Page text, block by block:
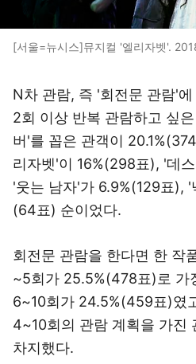
[서울=뉴시스]뮤지컬 '엘리자벳'.
N차 관람, 즉 '회전문 관람'
2회 이상 반복 관람하고 싶
버'를 꼽은 관객이
리자벳'이 16%(298표), '데
'웃는 남자'가 6.9%(129표),
(64표) 순이었다.
회전문 관람을 한다면 한 작
~5회가 25.5%(478표)로 가
6~10회가 24.5%(459표)였
4~10회의 관람 계획을 가진
차지했다.